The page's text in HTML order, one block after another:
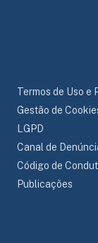
Termos de Uso e
Gestão de
LGPD
Canal de
Código de
Publicações